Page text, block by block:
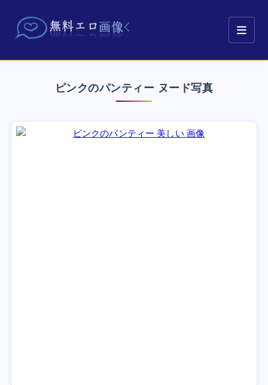
ピンクのパンティー ヌード写真